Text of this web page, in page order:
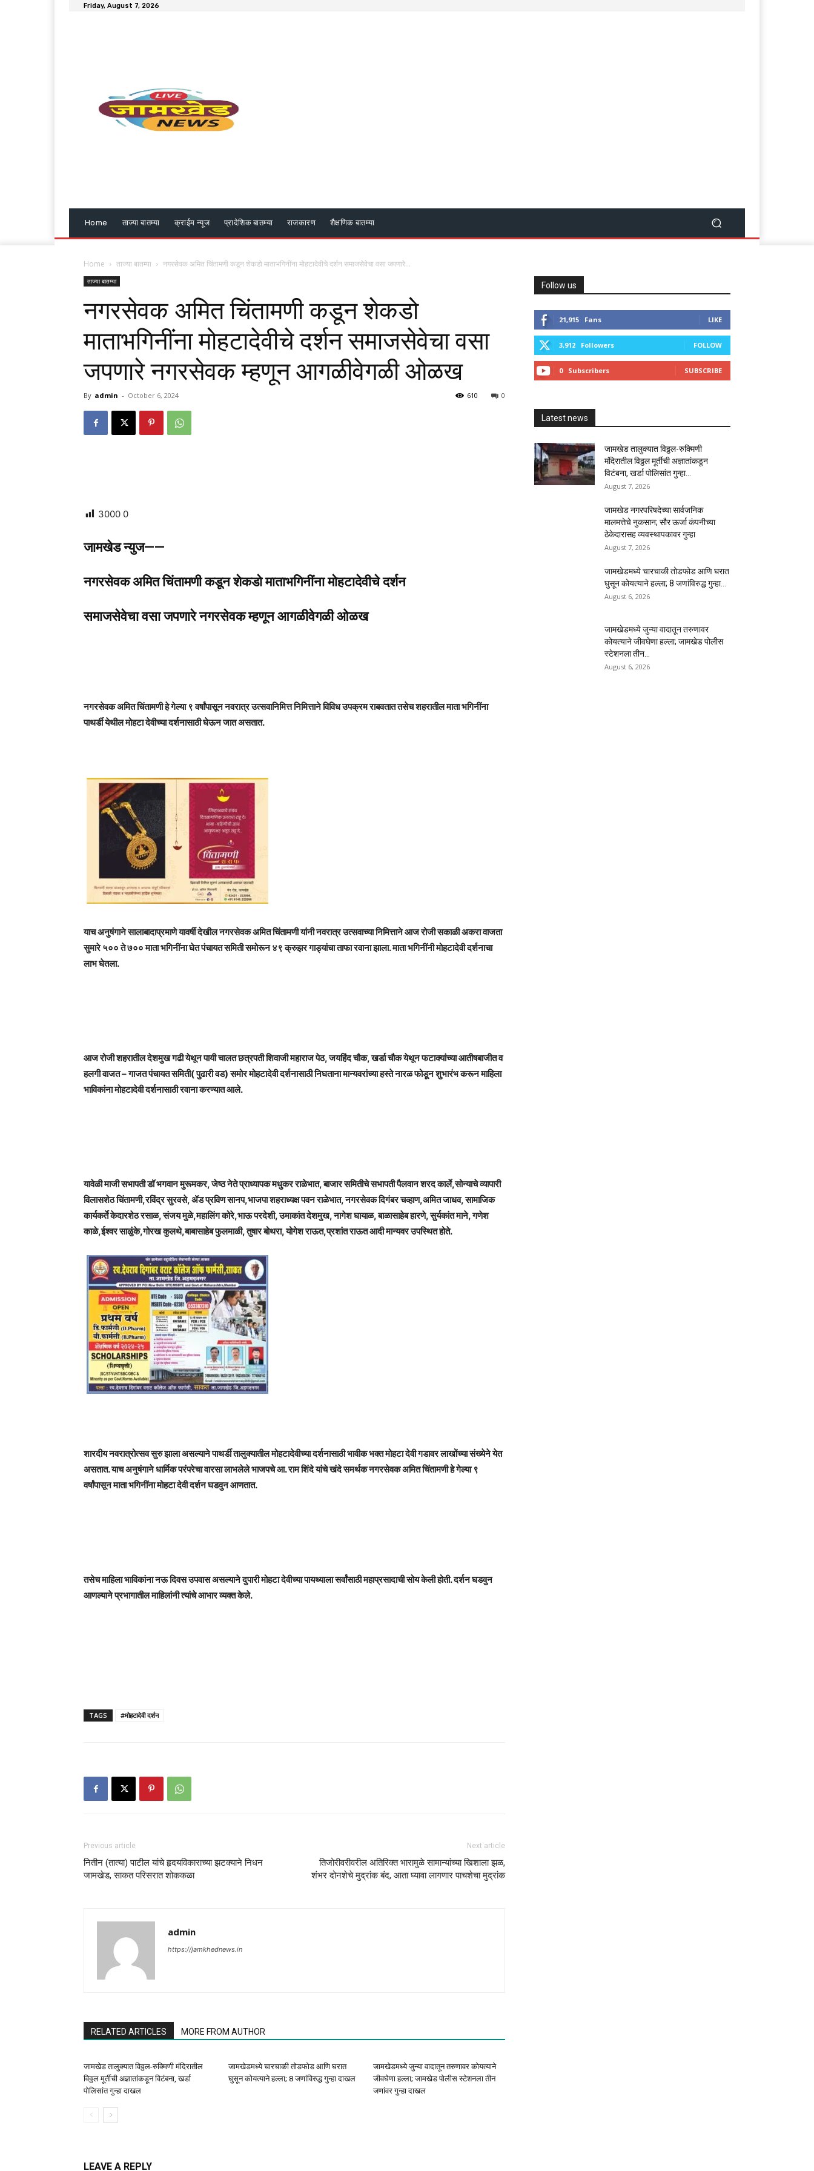
Friday, August 7, 2026
Home ताज्या बातम्या क्राईम न्यूज प्रादेशिक बातम्या राजकारण शैक्षणिक बातम्या
Home ताज्या बातम्या नगरसेवक अमित चिंतामणी कडून शेकडो माताभगिनींना मोहटादेवीचे दर्शन समाजसेवेचा वसा जपणारे...
ताज्या बातम्या
नगरसेवक अमित चिंतामणी कडून शेकडो
माताभगिनींना मोहटादेवीचे दर्शन समाजसेवेचा वसा
जपणारे नगरसेवक म्हणून आगळीवेगळी ओळख
By admin - October 6, 2024 0
610
3000 0
जामखेड न्युज——
नगरसेवक अमित चिंतामणी कडून शेकडो माताभगिनींना मोहटादेवीचे दर्शन
समाजसेवेचा वसा जपणारे नगरसेवक म्हणून आगळीवेगळी ओळख
नगरसेवक अमित चिंतामणी हे गेल्या ९ वर्षांपासून नवरात्र उत्सवानिमित्त निमित्ताने विविध उपक्रम राबवतात तसेच शहरातील माता भगिनींना
पाथर्डी येथील मोहटा देवीच्या दर्शनासाठी घेऊन जात असतात.
याच अनुषंगाने सालाबादाप्रमाणे यावर्षी देखील नगरसेवक अमित चिंतामणी यांनी नवरात्र उत्सवाच्या निमित्ताने आज रोजी सकाळी अकरा वाजता
सुमारे ५०० ते ७०० माता भगिनींना घेत पंचायत समिती समोरून ४९ क्रुझर गाड्यांचा ताफा रवाना झाला. माता भगिनींनी मोहटादेवी दर्शनाचा
लाभ घेतला.
आज रोजी शहरातील देशमुख गढी येथून पायी चालत छत्रपती शिवाजी महाराज पेठ, जयहिंद चौक, खर्डा चौक येथून फटाक्यांच्या आतीषबाजीत व
हलगी वाजत – गाजत पंचायत समिती( पुढारी वड) समोर मोहटादेवी दर्शनासाठी निघताना मान्यवरांच्या हस्ते नारळ फोडून शुभारंभ करून माहिला
भाविकांना मोहटादेवी दर्शनासाठी रवाना करण्यात आले.
यावेळी माजी सभापती डॉ भगवान मुरूमकर, जेष्ठ नेते प्राध्यापक मधुकर राळेभात, बाजार समितीचे सभापती पैलवान शरद कार्ले,सोन्याचे व्यापारी
विलासशेठ चिंतामणी,रविंद्र सुरवसे, ॲड प्रविण सानप,भाजपा शहराध्यक्ष पवन राळेभात, नगरसेवक दिगंबर चव्हाण,अमित जाधव, सामाजिक
कार्यकर्ते केदारशेठ रसाळ, संजय मुळे,महालिंग कोरे,भाऊ परदेशी, उमाकांत देशमुख, नागेश घायाळ, बाळासाहेब हारणे, सुर्यकांत माने, गणेश
काळे,ईश्वर साळुंके,गोरख कुलथे,बाबासाहेब फुलमाळी, तुषार बोथरा, योगेश राऊत,प्रशांत राऊत आदी मान्यवर उपस्थित होते.
शारदीय नवरात्रोत्सव सुरु झाला असल्याने पाथर्डी तालुक्यातील मोहटादेवीच्या दर्शनासाठी भावीक भक्त मोहटा देवी गडावर लाखोंच्या संख्येने येत
असतात. याच अनुषंगाने धार्मिक परंपरेचा वारसा लाभलेले भाजपचे आ. राम शिंदे यांचे खंदे समर्थक नगरसेवक अमित चिंतामणी हे गेल्या ९
वर्षांपासून माता भगिनींना मोहटा देवी दर्शन घडवुन आणतात.
तसेच माहिला भाविकांना नऊ दिवस उपवास असल्याने दुपारी मोहटा देवीच्या पायथ्याला सर्वांसाठी महाप्रसादाची सोय केली होती. दर्शन घडवुन
आणल्याने प्रभागातील माहिलांनी त्यांचे आभार व्यक्त केले.
TAGS #मोहटादेवी दर्शन
Previous article
नितीन (तात्या) पाटील यांचे हृदयविकाराच्या झटक्याने निधन
जामखेड, साकत परिसरात शोककळा
Next article
तिजोरीवरीवरील अतिरिक्त भारामुळे सामान्यांच्या खिशाला झळ,
शंभर दोनशेचे मुद्रांक बंद, आता घ्यावा लागणार पाचशेचा मुद्रांक
admin
https://jamkhednews.in
RELATED ARTICLES MORE FROM AUTHOR
जामखेड तालुक्यात विठ्ठल-रुक्मिणी मंदिरातील
विठ्ठल मूर्तीची अज्ञातांकडून विटंबना, खर्डा
पोलिसांत गुन्हा दाखल
जामखेडमध्ये चारचाकी तोडफोड आणि घरात
घुसून कोयत्याने हल्ला; 8 जणांविरुद्ध गुन्हा दाखल
जामखेडमध्ये जुन्या वादातून तरुणावर कोयत्याने
जीवघेणा हल्ला; जामखेड पोलीस स्टेशनला तीन
जणांवर गुन्हा दाखल
LEAVE A REPLY
Follow us
21,915 Fans LIKE
3,912 Followers FOLLOW
0 Subscribers SUBSCRIBE
Latest news
जामखेड तालुक्यात विठ्ठल-रुक्मिणी
मंदिरातील विठ्ठल मूर्तीची अज्ञातांकडून
विटंबना, खर्डा पोलिसांत गुन्हा...
August 7, 2026
जामखेड नगरपरिषदेच्या सार्वजनिक
मालमत्तेचे नुकसान; सौर ऊर्जा कंपनीच्या
ठेकेदारासह व्यवस्थापकावर गुन्हा
August 7, 2026
जामखेडमध्ये चारचाकी तोडफोड आणि घरात
घुसून कोयत्याने हल्ला; 8 जणांविरुद्ध गुन्हा...
August 6, 2026
जामखेडमध्ये जुन्या वादातून तरुणावर
कोयत्याने जीवघेणा हल्ला; जामखेड पोलीस
स्टेशनला तीन...
August 6, 2026